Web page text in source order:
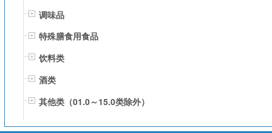
调味品
特殊膳食用食品
饮料类
酒类
其他类（01.0～15.0类除外）